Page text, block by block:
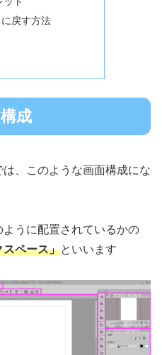
戻す方法
成
、このような画面構成にな
うに配置されているかの
スペース」といいます